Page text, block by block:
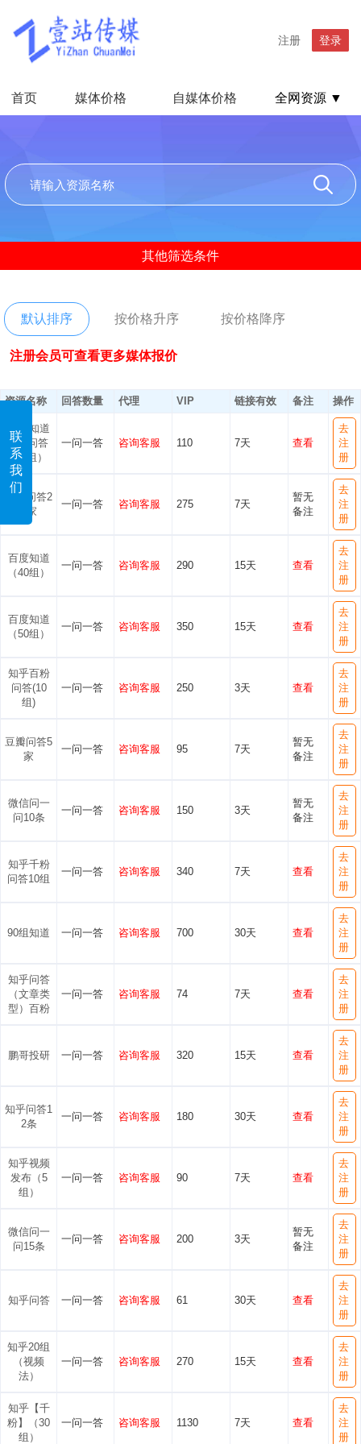
联
系
我
们
注册 登录
首页 媒体价格 自媒体价格 全网资源 ▼
其他筛选条件
默认排序 按价格升序 按价格降序
注册会员可查看更多媒体报价
资源名称 回答数量 代理 VIP 链接有效 备注 操作
百度知道
蓝V问答
（5组）
一问一答 咨询客服 110 7天 查看
去
注
册
豆瓣问答2
5家
一问一答 咨询客服 275 7天
暂无
备注
去
注
册
百度知道
（40组）
一问一答 咨询客服 290 15天 查看
去
注
册
百度知道
（50组）
一问一答 咨询客服 350 15天 查看
去
注
册
知乎百粉
问答(10
组)
一问一答 咨询客服 250 3天 查看
去
注
册
豆瓣问答5
家
一问一答 咨询客服 95 7天
暂无
备注
去
注
册
微信问一
问10条
一问一答 咨询客服 150 3天
暂无
备注
去
注
册
知乎千粉
问答10组
一问一答 咨询客服 340 7天 查看
去
注
册
90组知道 一问一答 咨询客服 700 30天 查看
去
注
册
知乎问答
（文章类
型）百粉
一问一答 咨询客服 74 7天 查看
去
注
册
鹏哥投研 一问一答 咨询客服 320 15天 查看
去
注
册
知乎问答1
2条
一问一答 咨询客服 180 30天 查看
去
注
册
知乎视频
发布（5
组）
一问一答 咨询客服 90 7天 查看
去
注
册
微信问一
问15条
一问一答 咨询客服 200 3天
暂无
备注
去
注
册
知乎问答 一问一答 咨询客服 61 30天 查看
去
注
册
知乎20组
（视频
法）
一问一答 咨询客服 270 15天 查看
去
注
册
知乎【千
粉】（30
组）
一问一答 咨询客服 1130 7天 查看
去
注
册